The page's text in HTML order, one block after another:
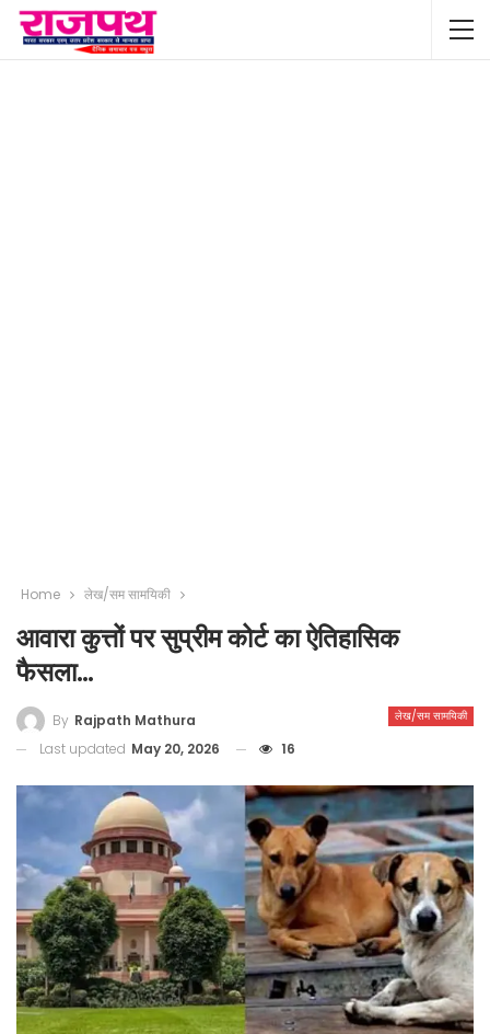
Home लेख/सम सामयिकी
आवारा कुत्तों पर सुप्रीम कोर्ट का ऐतिहासिक
फैसला…
लेख/सम सामयिकी
By Rajpath Mathura
Last updated May 20, 2026 16